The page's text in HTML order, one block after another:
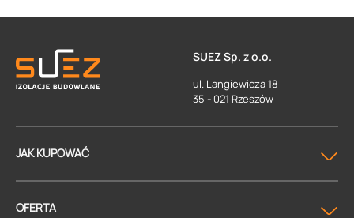
SUEZ Sp. z o.o.
ul. Langiewicza 18
35 - 021 Rzeszów
JAK KUPOWAĆ
OFERTA